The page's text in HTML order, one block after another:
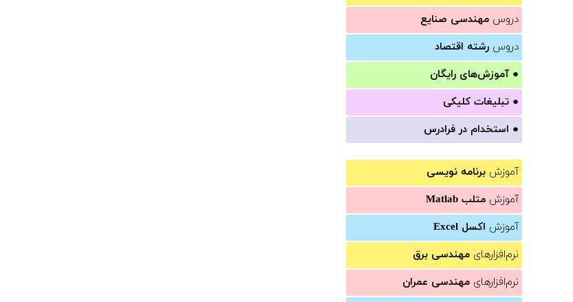
دروس مهندسی صنایع
دروس رشته اقتصاد
● آموزش‌های رایگان
● تبلیغات کلیکی
● استخدام در فرادرس
آموزش برنامه نویسی
آموزش متلب Matlab
آموزش اکسل Excel
نرم‌افزارهای مهندسی برق
نرم‌افزارهای مهندسی عمران